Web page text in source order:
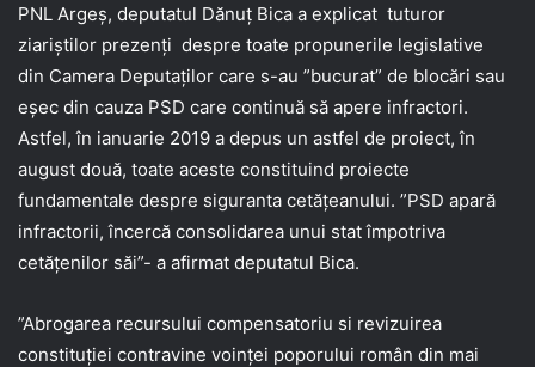
PNL Argeș, deputatul Dănuț Bica a explicat tuturor
ziariștilor prezenți despre toate propunerile legislative
din Camera Deputaților care s-au ”bucurat” de blocări sau
eșec din cauza PSD care continuă să apere infractori.
Astfel, în ianuarie 2019 a depus un astfel de proiect, în
august două, toate aceste constituind proiecte
fundamentale despre siguranta cetățeanului. ”PSD apară
infractorii, încercă consolidarea unui stat împotriva
cetățenilor săi”- a afirmat deputatul Bica.
”Abrogarea recursului compensatoriu si revizuirea
constituției contravine voinței poporului român din mai